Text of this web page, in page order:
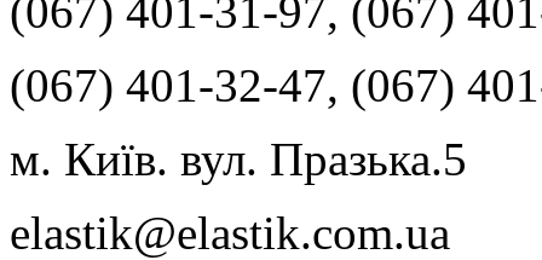
(067) 401-31-97, (067)
(067) 401-32-47, (067)
м. Київ. вул. Празька.5
elastik@elastik.com.ua